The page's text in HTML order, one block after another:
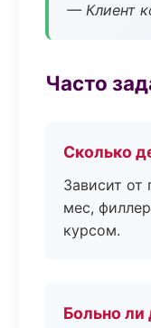
— Клиент
Часто
Сколько
Зависит от
мес,
курсом.
Больно ли